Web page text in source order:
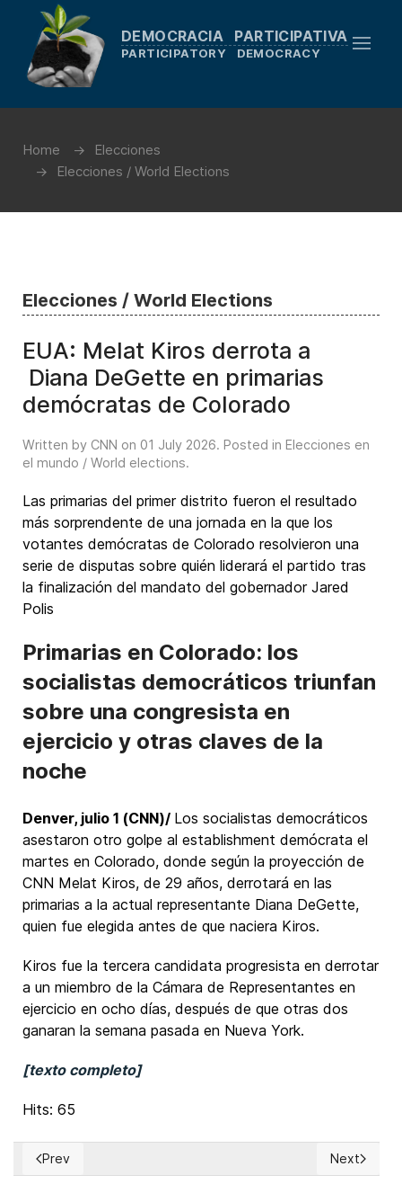
DEMOCRACIA PARTICIPATIVA
PARTICIPATORY DEMOCRACY
Home
Elecciones
Elecciones / World Elections
Elecciones / World Elections
EUA: Melat Kiros derrota a
Diana DeGette en primarias
demócratas de Colorado
Written by CNN on 01 July 2026. Posted in Elecciones en
el mundo / World elections.
Las primarias del primer distrito fueron el resultado
más sorprendente de una jornada en la que los
votantes demócratas de Colorado resolvieron una
serie de disputas sobre quién liderará el partido tras
la finalización del mandato del gobernador Jared
Polis
Primarias en Colorado: los
socialistas democráticos triunfan
sobre una congresista en
ejercicio y otras claves de la
noche
Denver, julio 1 (CNN)/ Los socialistas democráticos
asestaron otro golpe al establishment demócrata el
martes en Colorado, donde según la proyección de
CNN Melat Kiros, de 29 años, derrotará en las
primarias a la actual representante Diana DeGette,
quien fue elegida antes de que naciera Kiros.
Kiros fue la tercera candidata progresista en derrotar
a un miembro de la Cámara de Representantes en
ejercicio en ocho días, después de que otras dos
ganaran la semana pasada en Nueva York.
[texto completo]
Hits: 65
Previous article: Colombia: Presidente electo Abelardo de
Prev Next
Next